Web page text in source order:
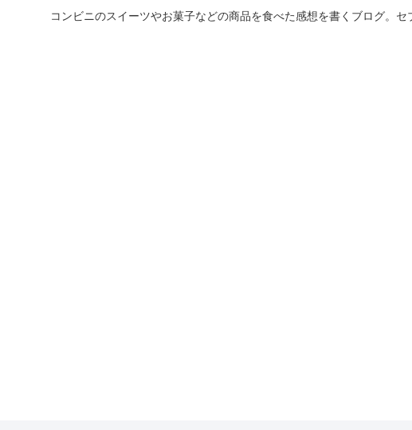
コンビニのスイーツやお菓子などの商品を食べた感想を書くブログ。